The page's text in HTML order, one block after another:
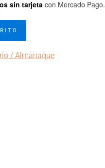
sin tarjeta con Mercado Pago.
/ Almanaque